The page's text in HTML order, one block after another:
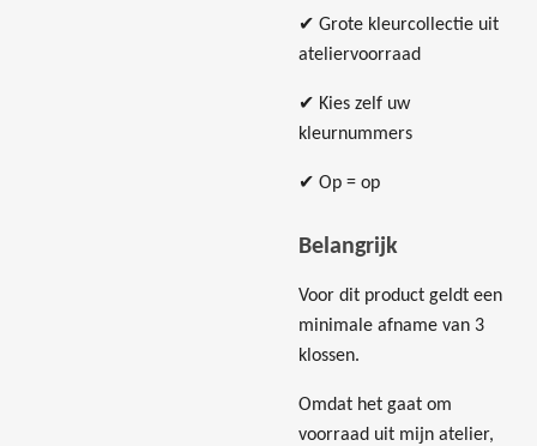
✔ Grote kleurcollectie uit
ateliervoorraad
✔ Kies zelf uw
kleurnummers
✔ Op = op
Belangrijk
Voor dit product geldt een
minimale afname van 3
klossen.
Omdat het gaat om
voorraad uit mijn atelier,